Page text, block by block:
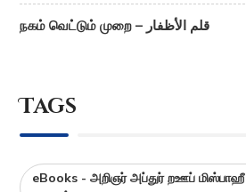
நகம் வெட்டும் முறை – قلم الأظفار
Tags
eBooks - அறிஞர் அப்துர் றஊப் மிஸ்பாஹீ